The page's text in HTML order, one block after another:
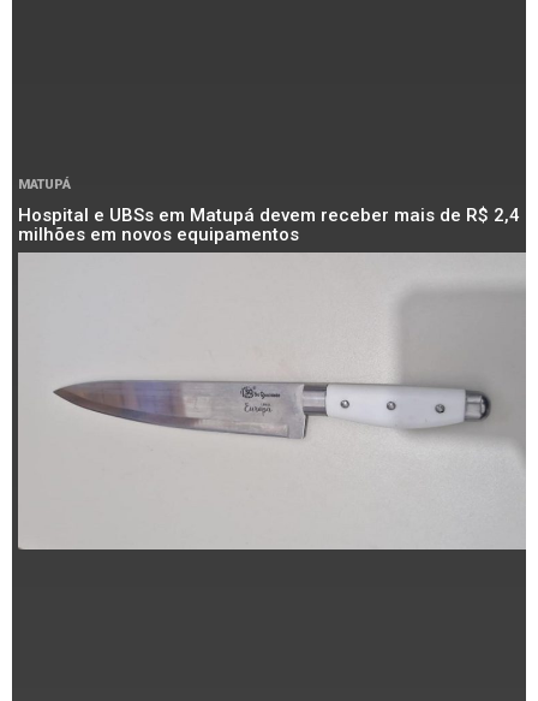
MATUPÁ
Hospital e UBSs em Matupá devem receber mais de R$ 2,4
milhões em novos equipamentos